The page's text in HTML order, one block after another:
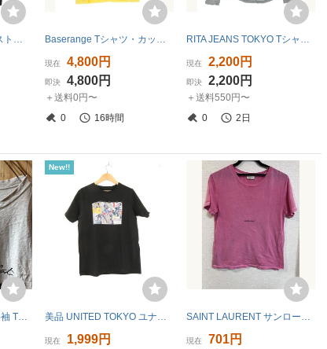
Acne Studios / アクネストゥディオズ CYLEA EMBOSS エンボスロゴ クロップド Tシャツ Baserange Tシャツ・カットソー レディース ベースレンジ 中古 古着
現在 4,800円
即決 4,800円
＋送料0円〜
0
16時間
RITA JEANS TOKYO Tシャツ・カットソー レディース リタジーンズトーキョー 中古 古着
現在 2,200円
即決 2,200円
＋送料550円〜
0
2日
[YUK390]crazyshirts 半袖 Tシャツ カットソー 杢グレー
New!!
美品 UNITED TOKYO ユナイテッドトウキョウ 500400006 クルーネックTシャツ 0 XS～Sサイズ 綿100％ 半袖 レディース AO4359A51
現在 1,999円
SAINT LAURENT サンローラン Tシャツ ピンク 半袖 ロゴ XS
現在 701円